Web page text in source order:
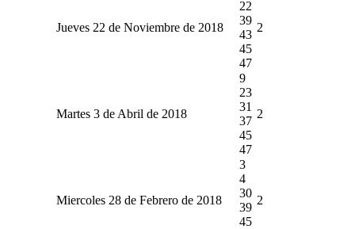
Jueves 22 de Noviembre de 2018
22
39
43
45
47
2
Martes 3 de Abril de 2018
9
23
31
37
45
47
2
Miercoles 28 de Febrero de 2018
3
4
30
39
45
2